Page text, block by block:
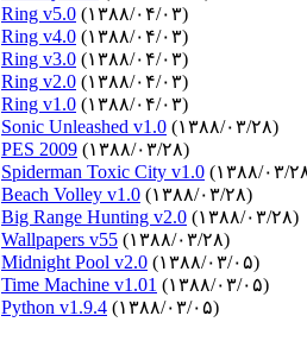
Ring v5.0 (۱۳۸۸/۰۴/۰۳)
Ring v4.0 (۱۳۸۸/۰۴/۰۳)
Ring v3.0 (۱۳۸۸/۰۴/۰۳)
Ring v2.0 (۱۳۸۸/۰۴/۰۳)
Ring v1.0 (۱۳۸۸/۰۴/۰۳)
Sonic Unleashed v1.0 (۱۳۸۸/۰۳/۲۸)
PES 2009 (۱۳۸۸/۰۳/۲۸)
Spiderman Toxic City v1.0 ۰۳/۲۸)
Beach Volley v1.0 (۱۳۸۸/۰۳/۲۸)
Big Range Hunting v2.0 (۱۳۸۸/۰۳/۲۸)
Wallpapers v55 (۱۳۸۸/۰۳/۲۸)
Midnight Pool v2.0 (۱۳۸۸/۰۳/۰۵)
Time Machine v1.01 (۱۳۸۸/۰۳/۰۵)
Python v1.9.4 (۱۳۸۸/۰۳/۰۵)